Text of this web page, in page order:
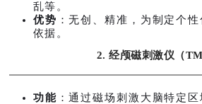
乱等。
优势 ：无创、精准，为制定个
依据。
2. 经颅磁刺激仪（
功能 ：通过磁场刺激大脑特定